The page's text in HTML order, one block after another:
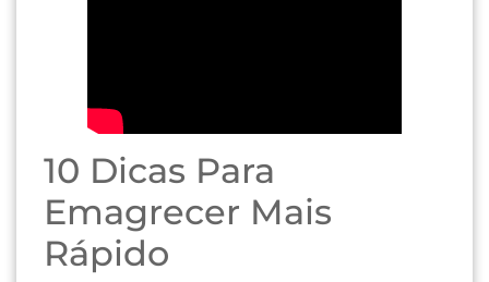
10 Dicas Para
Emagrecer Mais
Rápido